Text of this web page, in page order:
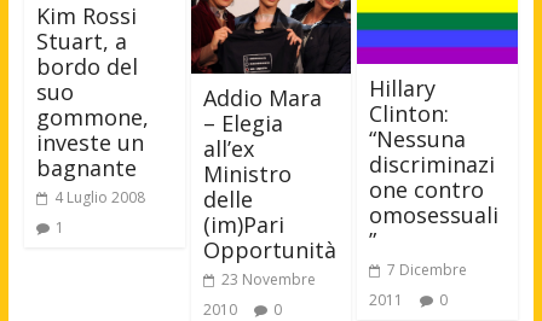
Kim Rossi
Stuart, a
bordo del
suo
gommone,
investe un
bagnante
4 Luglio 2008
1
Addio Mara
– Elegia
all’ex
Ministro
delle
(im)Pari
Opportunità
23 Novembre
2010
0
Hillary
Clinton:
“Nessuna
discriminazi
one contro
omosessuali
”
7 Dicembre
2011
0